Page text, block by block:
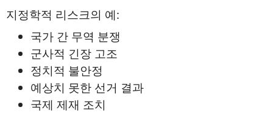
지정학적 리스크의 예:
국가 간 무역 분쟁
군사적 긴장 고조
정치적 불안정
예상치 못한 선거 결과
국제 제재 조치